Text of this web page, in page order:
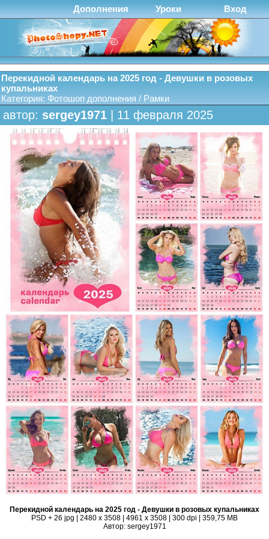
Дополнения Уроки Вход
Перекидной календарь на 2025 год - Девушки в розовых
купальниках
Категория: Фотошоп дополнения / Рамки
автор: sergey1971 | 11 февраля 2025
Перекидной календарь на 2025 год - Девушки в розовых купальниках
PSD + 26 jpg | 2480 x 3508 | 4961 x 3508 | 300 dpi | 359,75 MB
Автор: sergey1971